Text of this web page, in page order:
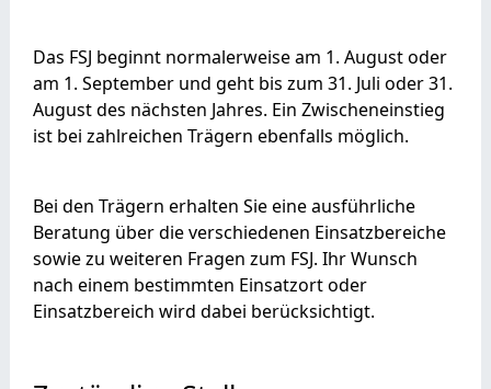
Das FSJ beginnt normalerweise am 1. August oder
am 1. September und geht bis zum 31. Juli oder 31.
August des nächsten Jahres. Ein Zwischeneinstieg
ist bei zahlreichen Trägern ebenfalls möglich.
Bei den Trägern erhalten Sie eine ausführliche
Beratung über die verschiedenen Einsatzbereiche
sowie zu weiteren Fragen zum FSJ. Ihr Wunsch
nach einem bestimmten Einsatzort oder
Einsatzbereich wird dabei berücksichtigt.